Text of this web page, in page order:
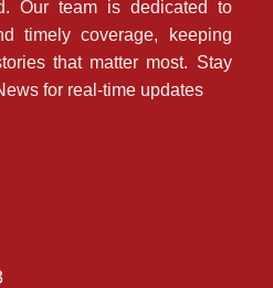
Our team is dedicated to
timely coverage, keeping
that matter most. Stay
for real-time updates